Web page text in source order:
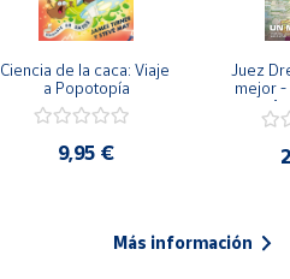
Ciencia de la caca: Viaje
a Popotopía
9,95 €
Juez
mejor -
Más información